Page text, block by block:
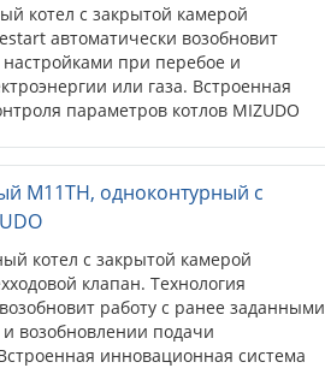
котел с закрытой камерой
автоматически возобновит
при перебое и
или газа. Встроенная
параметров котлов MIZUDO
связи) используется в котловых
между котлом и контроллером.
M11TH, одноконтурный с
котел с закрытой камерой
клапан. Технология
работу с ранее заданными
возобновлении подачи
инновационная система